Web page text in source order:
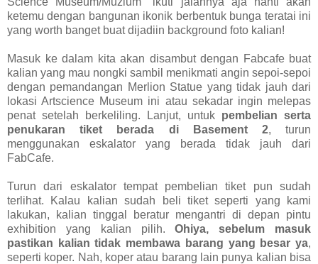
ketemu dengan bangunan ikonik berbentuk bunga teratai ini
yang worth banget buat dijadiin background foto kalian!
Masuk ke dalam kita akan disambut dengan Fabcafe buat
kalian yang mau nongki sambil menikmati angin sepoi-sepoi
dengan pemandangan Merlion Statue yang tidak jauh dari
lokasi Artscience Museum ini atau sekadar ingin melepas
penat setelah berkeliling. Lanjut, untuk pembelian serta
penukaran tiket berada di Basement 2, turun
menggunakan eskalator yang berada tidak jauh dari
FabCafe.
Turun dari eskalator tempat pembelian tiket pun sudah
terlihat. Kalau kalian sudah beli tiket seperti yang kami
lakukan, kalian tinggal beratur mengantri di depan pintu
exhibition yang kalian pilih.Ohiya, sebelum masuk
pastikan kalian tidak membawa barang yang besar ya,
seperti koper. Nah, koper atau barang lain punya kalian bisa